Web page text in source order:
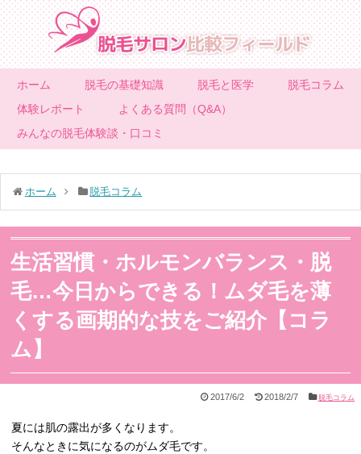
ホーム 脱毛の基礎知識 脱毛と医学
脱毛コラム
体験レポート
よくある質問（Q&A）
みんなの脱毛体験談・口コミ
ホーム 脱毛コラム
生活習慣・ホルモンバランス・脱
毛…今日からできる！ムダ毛を薄
くする画期的な技をご紹介【コラ
ム】
2017/6/2 2018/2/7 脱毛コラム
夏には肌の露出が多くなります。
そんなときに気になるのがムダ毛です。